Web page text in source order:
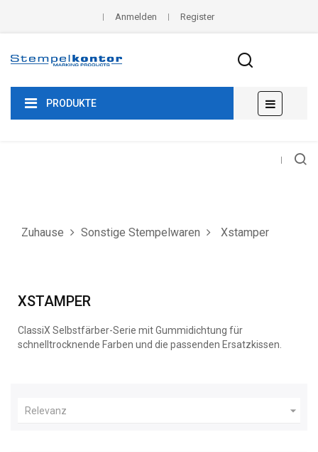
Anmelden Register
PRODUKTE
der
☰
Zuhause Sonstige Stempelwaren Xstamper
XSTAMPER
ClassiX Selbstfärber-Serie mit Gummidichtung für
schnelltrocknende Farben und die passenden Ersatzkissen.
Relevanz 